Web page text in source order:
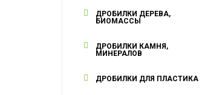
ДРОБИЛКИ ДЕРЕВА,
БИОМАССЫ
ДРОБИЛКИ КАМНЯ,
МИНЕРАЛОВ
ДРОБИЛКИ ДЛЯ ПЛАСТИКА